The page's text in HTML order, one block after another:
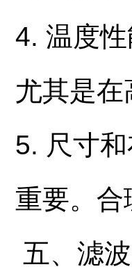
4. 温度
尤其是
5. 尺寸
重要。
五、滤